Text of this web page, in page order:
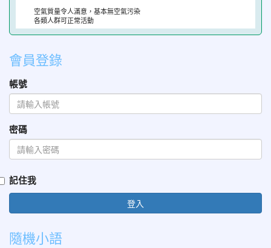
空氣質量令人滿意，基本無空氣污染
各類人群可正常活動
會員登錄
帳號
密碼
記住我
登入
隨機小語